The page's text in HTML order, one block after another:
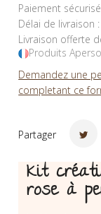
Paiement
Délai de livraison
Livraison offerte
Produits
Demandez une
completant ce
Partager
Kit
rose à